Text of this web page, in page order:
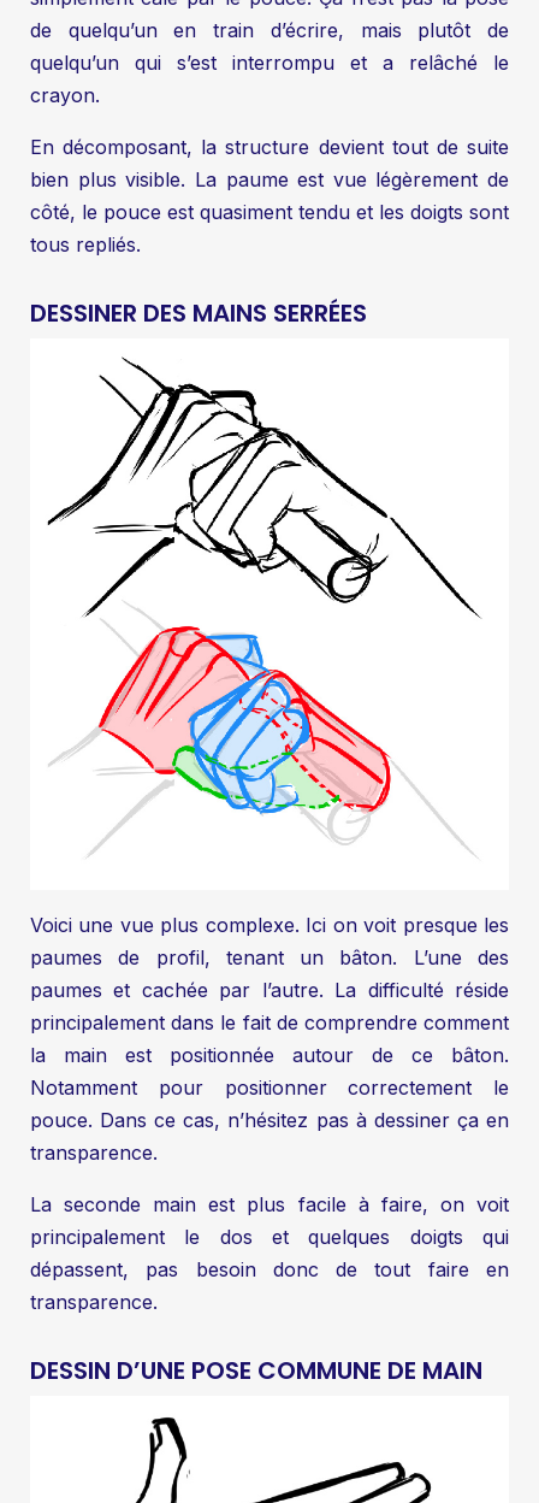
de quelqu’un en train d’écrire, mais plutôt de
quelqu’un qui s’est interrompu et a relâché le
crayon.
En décomposant, la structure devient tout de suite
bien plus visible. La paume est vue légèrement de
côté, le pouce est quasiment tendu et les doigts sont
tous repliés.
DESSINER DES MAINS SERRÉES
Voici une vue plus complexe. Ici on voit presque les
paumes de profil, tenant un bâton. L’une des
paumes et cachée par l’autre. La difficulté réside
principalement dans le fait de comprendre comment
la main est positionnée autour de ce bâton.
Notamment pour positionner correctement le
pouce. Dans ce cas, n’hésitez pas à dessiner ça en
transparence.
La seconde main est plus facile à faire, on voit
principalement le dos et quelques doigts qui
dépassent, pas besoin donc de tout faire en
transparence.
DESSIN D’UNE POSE COMMUNE DE MAIN